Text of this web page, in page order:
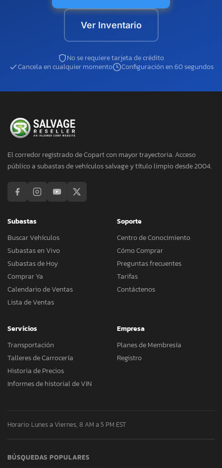
Ver Inventario
No se requiere tarjeta de crédito
Cancela en cualquier momento
Configuración en 60 segundos
El corredor registrado de Copart con mayor trayectoria. Acceso
público a subastas de vehículos salvage y título limpio desde 2004.
Subastas
Buscar Vehículos
Subastas en Vivo
Subastas de Hoy
Comprar Ya
Calendario de Ventas
Lista de Ventas
Soporte
Centro de Conocimiento
Cómo Comprar
Preguntas frecuentes
Tarifas
Contáctenos
Servicios
Transportación
Talleres de Carrocería
Historia de Precios
Informes de historial de VIN
Empresa
Planes de Membresía
Registro
Horario: Lunes a Viernes, 8 AM a 5 PM EST
BÚSQUEDAS POPULARES